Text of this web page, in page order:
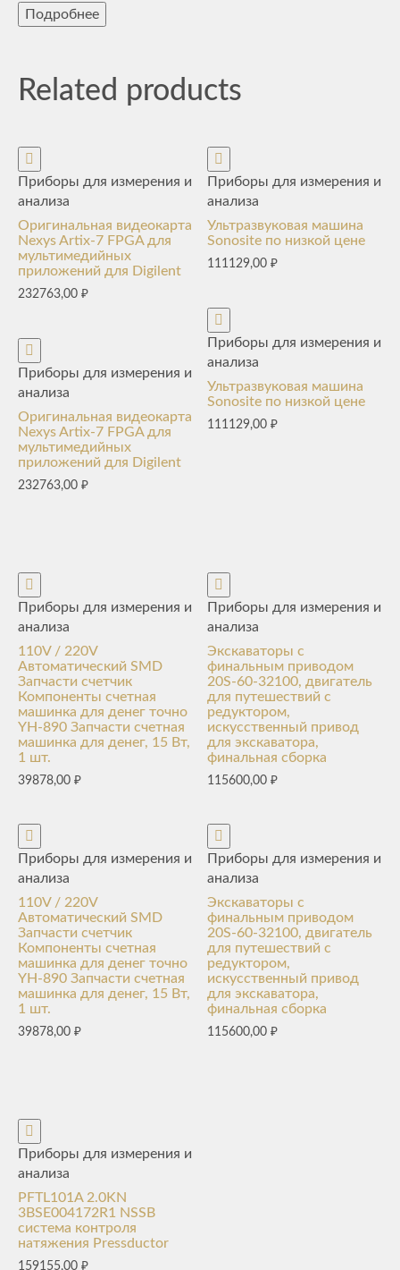
Подробнее
Related products
Приборы для измерения и
анализа
Оригинальная видеокарта
Nexys Artix-7 FPGA для
мультимедийных
приложений для Digilent
232763,00 ₽
Приборы для измерения и
анализа
Оригинальная видеокарта
Nexys Artix-7 FPGA для
мультимедийных
приложений для Digilent
232763,00 ₽
Приборы для измерения и
анализа
Ультразвуковая машина
Sonosite по низкой цене
111129,00₽
Приборы для измерения и
анализа
Ультразвуковая машина
Sonosite по низкой цене
111129,00₽
Приборы для измерения и
анализа
110V / 220V
Автоматический SMD
Запчасти счетчик
Компоненты счетная
машинка для денег точно
YH-890 Запчасти счетная
машинка для денег, 15 Вт,
1 шт.
39878,00 ₽
Приборы для измерения и
анализа
110V / 220V
Автоматический SMD
Запчасти счетчик
Компоненты счетная
машинка для денег точно
YH-890 Запчасти счетная
машинка для денег, 15 Вт,
1 шт.
39878,00 ₽
Приборы для измерения и
анализа
Экскаваторы с
финальным приводом
20S-60-32100, двигатель
для путешествий с
редуктором,
искусственный привод
для экскаватора,
финальная сборка
115600,00₽
Приборы для измерения и
анализа
Экскаваторы с
финальным приводом
20S-60-32100, двигатель
для путешествий с
редуктором,
искусственный привод
для экскаватора,
финальная сборка
115600,00₽
Приборы для измерения и
анализа
PFTL101A 2.0KN
3BSE004172R1 NSSB
система контроля
натяжения Pressductor
159155,00 ₽